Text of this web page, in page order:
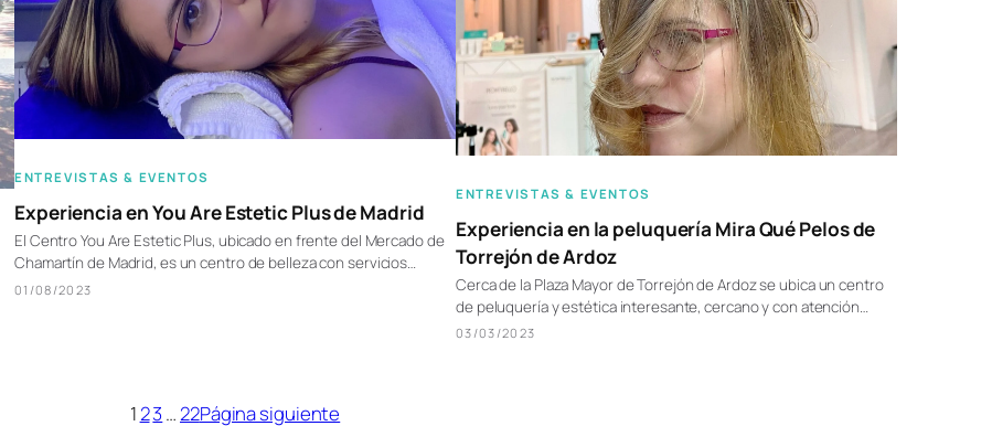
ENTREVISTAS & EVENTOS
Experiencia en You Are Estetic Plus de Madrid
El Centro You Are Estetic Plus, ubicado en frente del Mercado de
Chamartín de Madrid, es un centro de belleza con servicios…
01/08/2023
ENTREVISTAS & EVENTOS
Experiencia en la peluquería Mira Qué Pelos de
Torrejón de Ardoz
Cerca de la Plaza Mayor de Torrejón de Ardoz se ubica un centro
de peluquería y estética interesante, cercano y con atención…
03/03/2023
123 …22Página siguiente